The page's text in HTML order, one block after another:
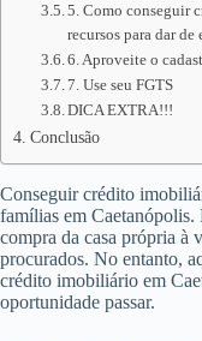
5. Como conseguir
recursos para dar de
6. Aproveite o
7. Use seu FGTS
DICA EXTRA!!!
Conclusão
Conseguir crédito
famílias em Caetanópolis.
compra da casa própria à
procurados. No entanto,
crédito imobiliário em
oportunidade passar.